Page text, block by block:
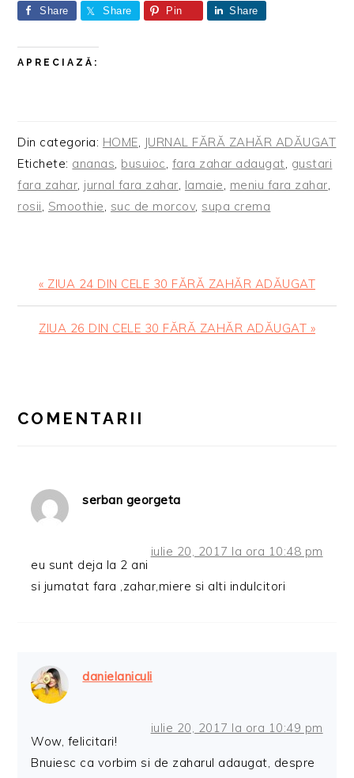
Share Share Pin Share
APRECIAZĂ:
Din categoria: HOME, JURNAL FĂRĂ ZAHĂR ADĂUGAT
Etichete: ananas, busuioc, fara zahar adaugat, gustari
fara zahar, jurnal fara zahar, lamaie, meniu fara zahar,
rosii, Smoothie, suc de morcov, supa crema
Articol
anterior:
« ZIUA 24 DIN CELE 30 FĂRĂ ZAHĂR ADĂUGAT
Articolul
ZIUA 26 DIN CELE 30 FĂRĂ ZAHĂR ADĂUGAT »
INTERACTIONS
COMENTARII
serban georgeta
iulie 20, 2017 la ora 10:48 pm
eu sunt deja la 2 ani
si jumatat fara ,zahar,miere si alti indulcitori
danielaniculi
iulie 20, 2017 la ora 10:49 pm
Wow, felicitari!
Bnuiesc ca vorbim si de zaharul adaugat, despre